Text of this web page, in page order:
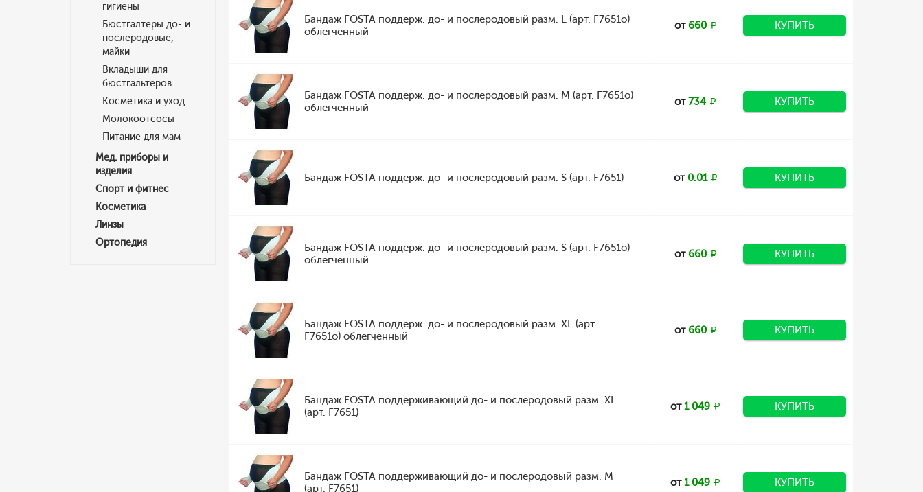
гигиены
Бюстгалтеры до- и
послеродовые,
майки
Вкладыши для
бюстгальтеров
Косметика и уход
Молокоотсосы
Питание для мам
Мед. приборы и
изделия
Спорт и фитнес
Косметика
Линзы
Ортопедия
Бандаж FOSTA поддерж. до- и послеродовый разм. L (арт. F7651о)
облегченный
от660 КУПИТЬ
Бандаж FOSTA поддерж. до- и послеродовый разм. M (арт. F7651о)
облегченный
от734 КУПИТЬ
Бандаж FOSTA поддерж. до- и послеродовый разм. S (арт. F7651) от 0.01 КУПИТЬ
Бандаж FOSTA поддерж. до- и послеродовый разм. S (арт. F7651о)
облегченный
от660 КУПИТЬ
Бандаж FOSTA поддерж. до- и послеродовый разм. XL (арт.
F7651о) облегченный
от660 КУПИТЬ
Бандаж FOSTA поддерживающий до- и послеродовый разм. XL
(арт. F7651)
от1 049 КУПИТЬ
Бандаж FOSTA поддерживающий до- и послеродовый разм. M
(арт. F7651)
от1 049 КУПИТЬ